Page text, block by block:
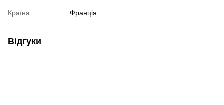
Країна Франція
Відгуки